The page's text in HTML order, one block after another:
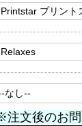
注文後のお